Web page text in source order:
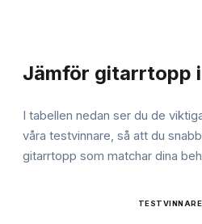
Jämför gitarrtopp
I tabellen nedan ser du de
våra testvinnare, så att du
gitarrtopp som matchar dina
TESTVINNARE